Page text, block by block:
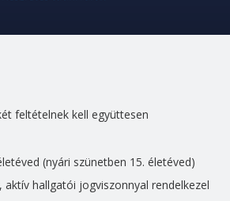
feltételnek kell együttesen
(nyári szünetben 15. életéved)
hallgatói jogviszonnyal rendelkezel